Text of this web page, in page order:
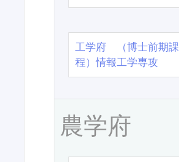
工学府 （博士前期課
程）情報工学専攻
農学府